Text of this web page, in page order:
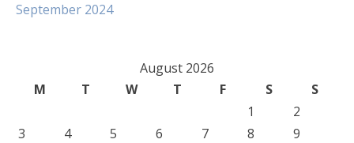
September 2024
August 2026
M
T W T F S
S
1
2
3
4 5 6 7 8
9